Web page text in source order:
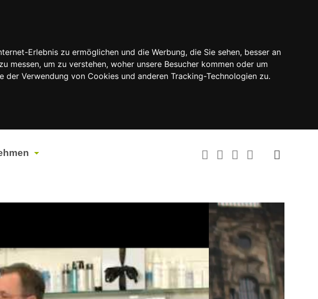
Erlebnis zu ermöglichen und die Werbung, die Sie sehen, besser an
messen, um zu verstehen, woher unsere Besucher kommen oder um
Verwendung von Cookies und anderen Tracking-Technologien zu.